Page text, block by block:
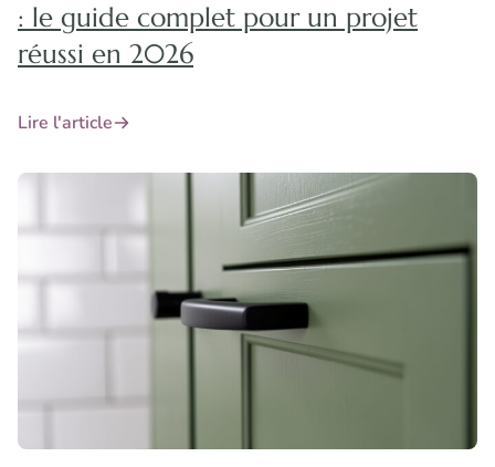
: le guide complet pour un projet
réussi en 2026
Lire l'article